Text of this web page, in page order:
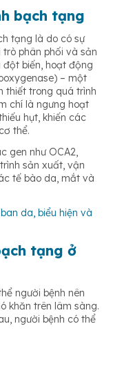
bạch tạng
tạng là do có sự
phân phối và sản
biến, hoạt động
– một
thiết trong quá trình
chí là ngưng hoạt
hụt, khiến các
thể.
gen như OCA2,
sản xuất, vận
tế bào da, mắt và
da, biểu hiện và
tạng ở
người bệnh nên
khăn trên lâm sàng.
người bệnh có thể